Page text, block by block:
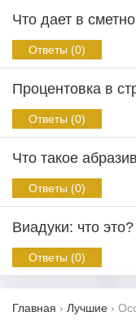
Что дает в
Ответы (0)
Процентовка в
Ответы (0)
Что такое
Ответы (0)
Виадуки: что это?
Ответы (0)
Главная › Лучшие ›